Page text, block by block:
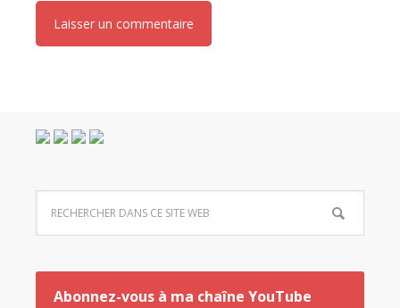
Abonnez-vous à ma chaîne YouTube